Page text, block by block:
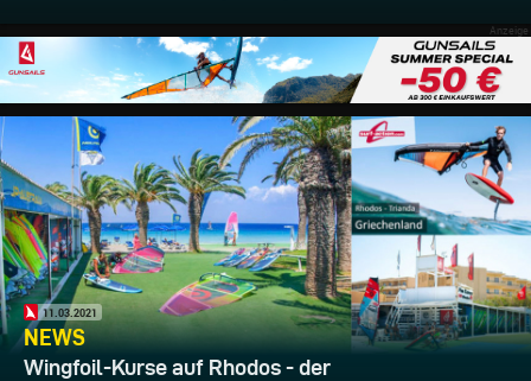
11.03.2021
NEWS
Wingfoil-Kurse auf Rhodos - der